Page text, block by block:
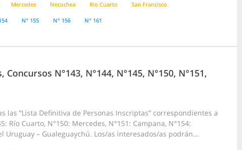
Mercedes Necochea Rio Cuarto San Francisco
N° 155 N° 156 N° 161
N°143, N°144, N°145, N°150, N°151,
“Lista Definitiva de Personas Inscriptas” correspondientes a
Río Cuarto, N°150: Mercedes, N°151: Campana, N°154:
Uruguay – Gualeguaychú. Los/as interesados/as podrán...